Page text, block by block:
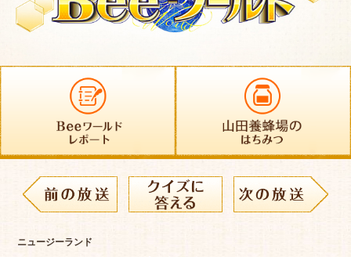
ニュージーランド